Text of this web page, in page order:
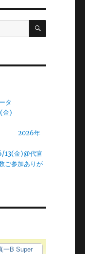
検
タ
金)
2026年
13(金)@代官
ご参加ありが
一B Super